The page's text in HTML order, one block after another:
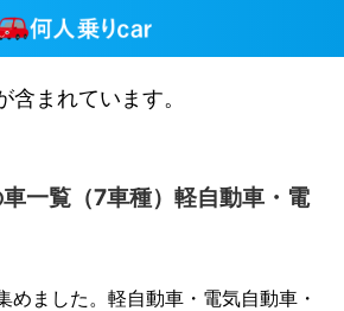
まれています。
一覧（7車種）軽自動車・電
めました。軽自動車・電気自動車・